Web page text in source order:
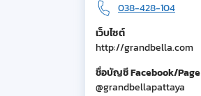
038-428-104
เว็บไซต์
http://grandbella.com
ชื่อบัญชี Facebook/Page
@grandbellapattaya